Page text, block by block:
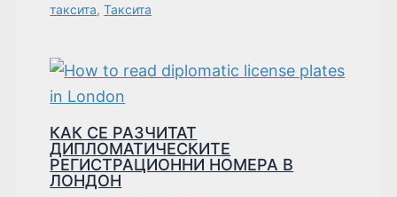
таксита,Таксита
КАК СЕ РАЗЧИТАТ
ДИПЛОМАТИЧЕСКИТЕ
РЕГИСТРАЦИОННИ НОМЕРА В
ЛОНДОН